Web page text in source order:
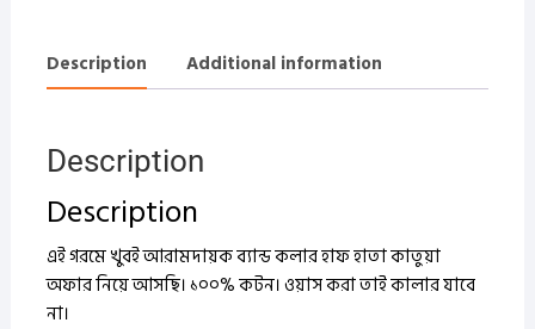
Description Additional information
Description
Description
এই গরমে খুবই আরামদায়ক ব্যান্ড কলার হাফ হাতা কাতুয়া
অফার নিয়ে আসছি। ১০০% কটন।ওয়াস করা তাই কালার যাবে
না।